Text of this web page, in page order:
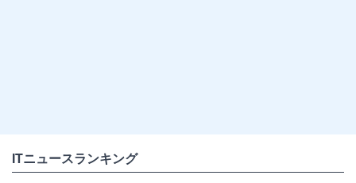
ITニュースランキング